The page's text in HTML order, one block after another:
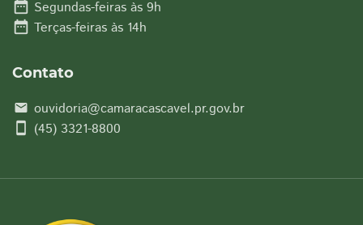
date_range Segundas-feiras às 9h
date_range Terças-feiras às 14h
Contato
email ouvidoria@camaracascavel.pr.gov.br
smartphone (45) 3321-8800